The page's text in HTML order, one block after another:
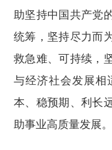
助坚持中国共产党
统筹，坚持尽力而
救急难、可持续，
与经济社会发展相
本、稳预期、利长
助事业高质量发展。